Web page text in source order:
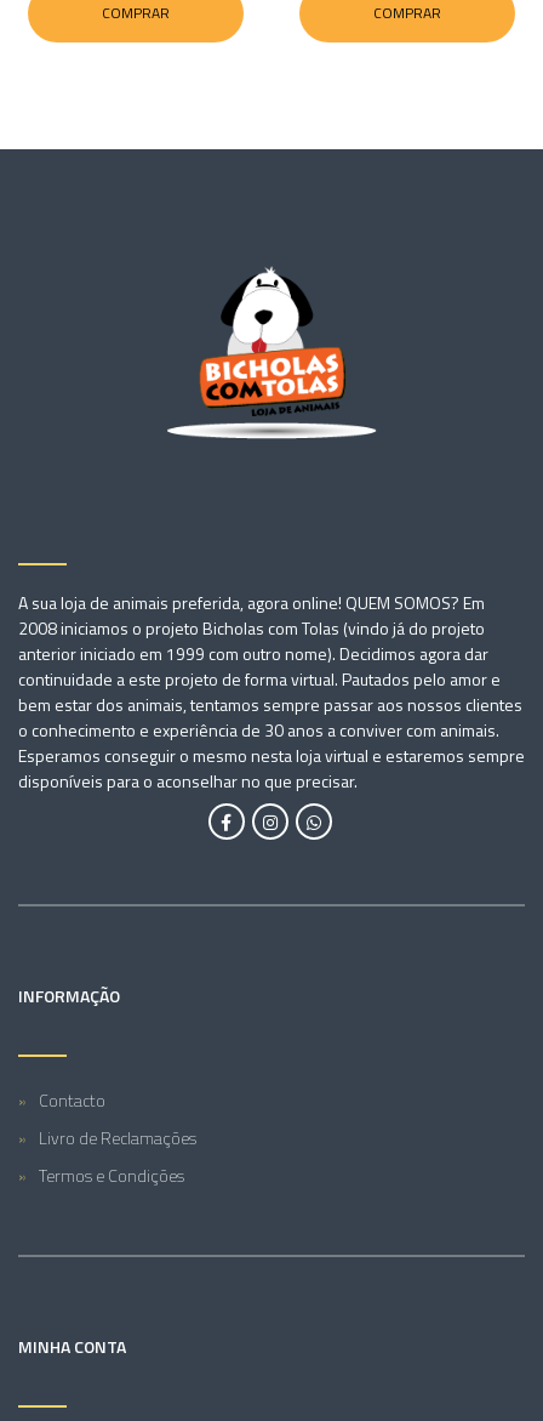
COMPRAR COMPRAR
A sua loja de animais preferida, agora online! QUEM SOMOS? Em
2008 iniciamos o projeto Bicholas com Tolas (vindo já do projeto
anterior iniciado em 1999 com outro nome). Decidimos agora dar
continuidade a este projeto de forma virtual. Pautados pelo amor e
bem estar dos animais, tentamos sempre passar aos nossos clientes
o conhecimento e experiência de 30 anos a conviver com animais.
Esperamos conseguir o mesmo nesta loja virtual e estaremos sempre
disponíveis para o aconselhar no que precisar.
INFORMAÇÃO
Contacto
Livro de Reclamações
Termos e Condições
MINHA CONTA